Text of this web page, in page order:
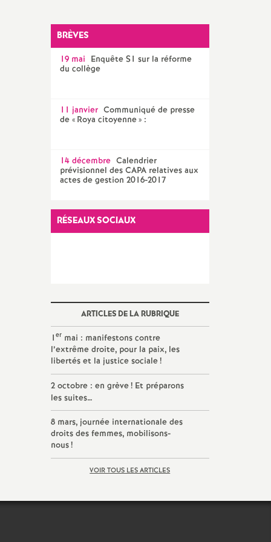
AED ET AESH
Documentalistes
BRÈVES
19 mai Enquête S1 sur la réforme
du collège
11 janvier Communiqué de presse
de « Roya citoyenne» :
14 décembre Calendrier
prévisionnel des CAPA relatives aux
actes de gestion 2016-2017
RÉSEAUX SOCIAUX
ARTICLES DE LA RUBRIQUE
1ermai : manifestons contre
l’extrême droite, pour la paix, les
libertés et la justice sociale!
2 octobre : en grève! Et préparons
les suites…
8 mars, journée internationale des
droits des femmes, mobilisons-
nous!
VOIR TOUS LES ARTICLES